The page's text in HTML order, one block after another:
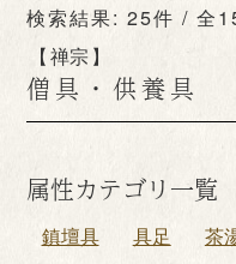
僧具・供養具
禅宗
検索結果: 25件 / 全
属性カテゴリ一覧
鎮壇具 具足
茶